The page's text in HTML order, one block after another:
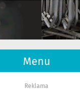
Menu
Reklama